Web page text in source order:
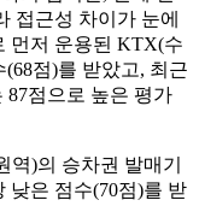
접근성 차이가 눈에
먼저 운용된 KTX(수
점)를 받았고, 최근
87점으로 높은 평가
)의 승차권 발매기
낮은 점수(70점)를 받